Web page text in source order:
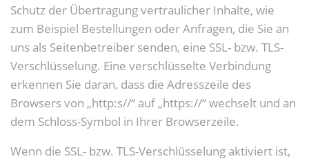
Schutz der Übertragung vertraulicher Inhalte, wie
zum Beispiel Bestellungen oder Anfragen, die Sie an
uns als Seitenbetreiber senden, eine SSL- bzw. TLS-
Verschlüsselung. Eine verschlüsselte Verbindung
erkennen Sie daran, dass die Adresszeile des
Browsers von „http:s//“ auf „https://“ wechselt und an
dem Schloss-Symbol in Ihrer Browserzeile.
Wenn die SSL- bzw. TLS-Verschlüsselung aktiviert ist,